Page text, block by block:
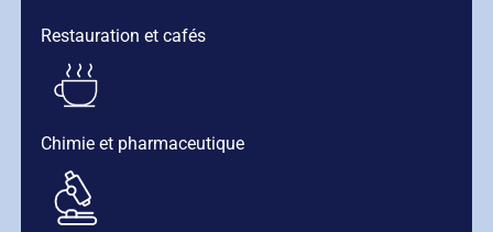
Restauration et cafés
Chimie et pharmaceutique